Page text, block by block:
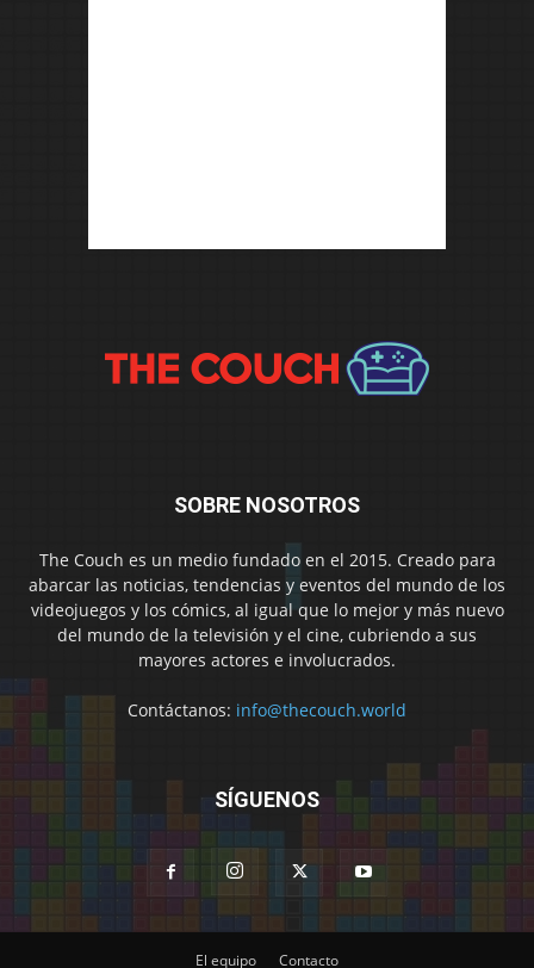
SOBRE NOSOTROS
The Couch es un medio fundado en el 2015. Creado para
abarcar las noticias, tendencias y eventos del mundo de los
videojuegos y los cómics, al igual que lo mejor y más nuevo
del mundo de la televisión y el cine, cubriendo a sus
mayores actores e involucrados.
Contáctanos: info@thecouch.world
SÍGUENOS
El equipo Contacto